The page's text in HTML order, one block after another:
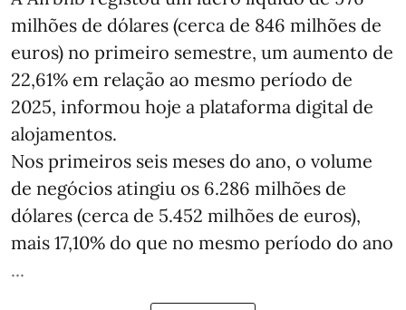
milhões de dólares (cerca de 846 milhões de
euros) no primeiro semestre, um aumento de
22,61% em relação ao mesmo período de
2025, informou hoje a plataforma digital de
alojamentos.
Nos primeiros seis meses do ano, o volume
de negócios atingiu os 6.286 milhões de
dólares (cerca de 5.452 milhões de euros),
mais 17,10% do que no mesmo período do ano
...